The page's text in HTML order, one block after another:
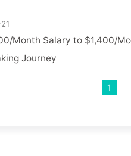
Month Salary to $1,400/
Journey
1